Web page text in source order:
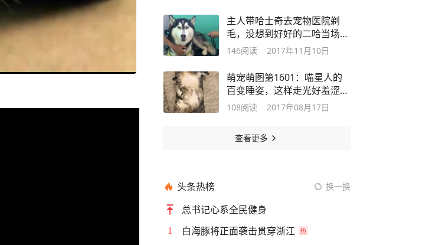
主人带哈士奇去宠物医院剃
毛，没想到好好的二哈当场剃
成了袋鼠！
146阅读 2017年11月10日
萌宠萌图第1601：喵星人的
百变睡姿，这样走光好羞涩
啊！
108阅读 2017年08月17日
查看更多
头条热榜 换一换
总书记心系全民健身
1 白海豚将正面袭击贯穿浙江